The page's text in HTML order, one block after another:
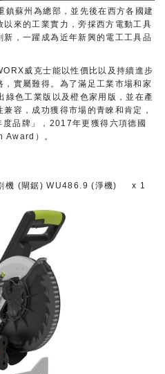
鎮蘇州為總部，並先後在西方各國建
來的工業實力，旁採西方電動工具
新，一躍成為近年新興的電工工具品
威克士能以性價比以及持續進步
實屬難得。為了滿足工業市場和家
綠色工業版以及橙色家用版，並在產
容，成功獲得市場的青睞和肯定，
品牌」，2017年更獲得六項德國
Award）。
機 (閘鋸) WU486.9 (淨機) x 1